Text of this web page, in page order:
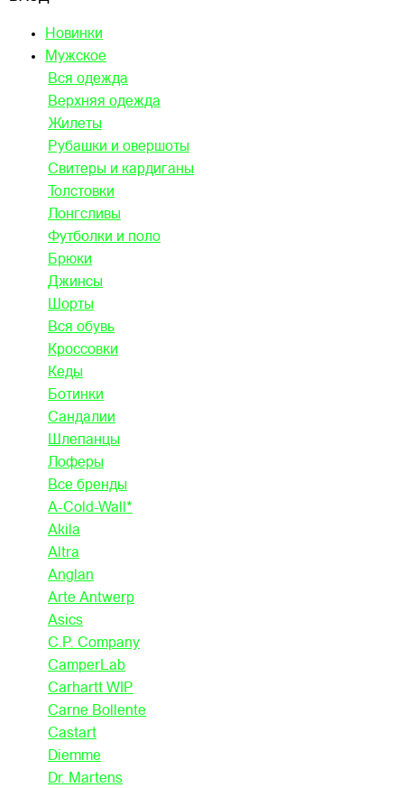
Новинки
Мужское
Вся одежда
Верхняя одежда
Жилеты
Рубашки и овершоты
Свитеры и кардиганы
Толстовки
Лонгсливы
Футболки и поло
Брюки
Джинсы
Шорты
Вся обувь
Кроссовки
Кеды
Ботинки
Сандалии
Шлепанцы
Лоферы
Все бренды
A-Cold-Wall*
Akila
Altra
Anglan
Arte Antwerp
Asics
C.P. Company
CamperLab
Carhartt WIP
Carne Bollente
Castart
Diemme
Dr. Martens